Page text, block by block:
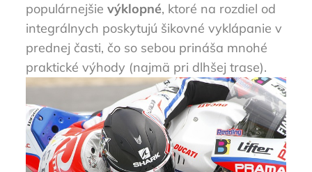
populárnejšievýklopné, ktoré na rozdiel od
integrálnych poskytujú šikovné vyklápanie v
prednej časti, čo so sebou prináša mnohé
praktické výhody (najmä pri dlhšej trase).